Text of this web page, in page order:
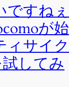
すねぇ
が始
ィサイク
試してみ